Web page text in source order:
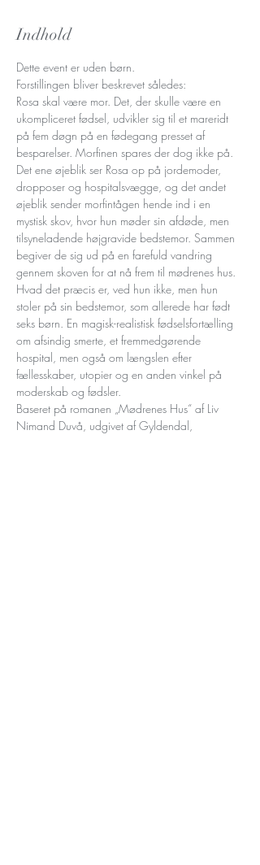
Indhold
Dette event er uden børn.
Forstillingen bliver beskrevet således:
Rosa skal være mor. Det, der skulle være en
ukompliceret fødsel, udvikler sig til et mareridt
på fem døgn på en fødegang presset af
besparelser. Morfinen spares der dog ikke på.
Det ene øjeblik ser Rosa op på jordemoder,
dropposer og hospitalsvægge, og det andet
øjeblik sender morfintågen hende ind i en
mystisk skov, hvor hun møder sin afdøde, men
tilsyneladende højgravide bedstemor. Sammen
begiver de sig ud på en farefuld vandring
gennem skoven for at nå frem til mødrenes hus.
Hvad det præcis er, ved hun ikke, men hun
stoler på sin bedstemor, som allerede har født
seks børn. En magisk-realistisk fødselsfortælling
om afsindig smerte, et fremmedgørende
hospital, men også om længslen efter
fællesskaber, utopier og en anden vinkel på
moderskab og fødsler.
Baseret på romanen „Mødrenes Hus“ af Liv
Nimand Duvå, udgivet af Gyldendal,